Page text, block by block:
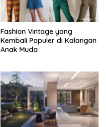
Fashion Vintage yang
Kembali Populer di Kalangan
Anak Muda